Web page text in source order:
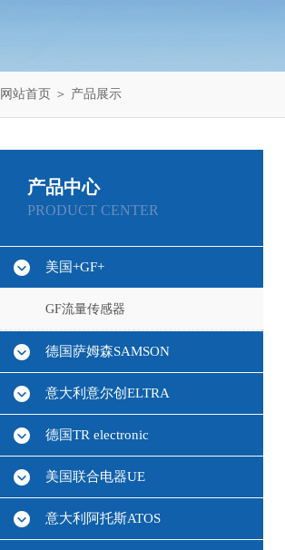
网站首页 ＞ 产品展示
产品中心
PRODUCT CENTER
美国+GF+
GF流量传感器
德国萨姆森SAMSON
意大利意尔创ELTRA
德国TR electronic
美国联合电器UE
意大利阿托斯ATOS